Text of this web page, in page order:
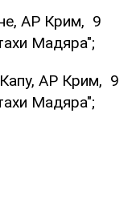
АР Крим, 9
Мадяра";
АР Крим, 9
Мадяра";